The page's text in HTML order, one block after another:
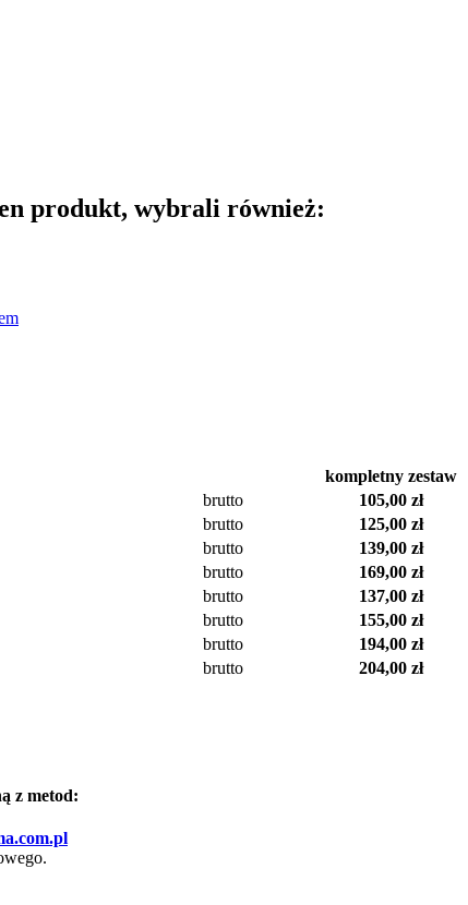
produkt, wybrali również:
kompletny zestaw
brutto 105,00 zł
brutto 125,00 zł
brutto 139,00 zł
brutto 169,00 zł
brutto 137,00 zł
brutto 155,00 zł
brutto 194,00 zł
brutto 204,00 zł
z metod: